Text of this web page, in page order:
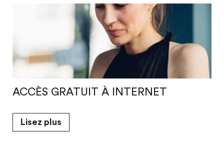
ACCÈS GRATUIT À INTERNET
Lisez plus